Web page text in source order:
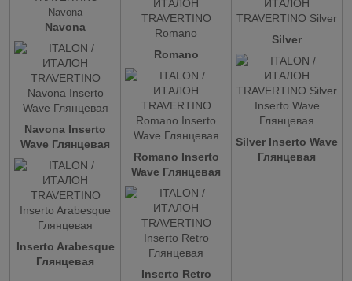
Navona
Navona Inserto
Wave Глянцевая
Inserto Arabesque
Глянцевая
Romano
Romano Inserto
Wave Глянцевая
Inserto Retro
Silver
Silver Inserto Wave
Глянцевая